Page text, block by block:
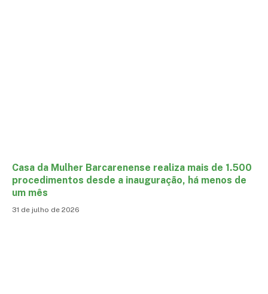
Casa da Mulher Barcarenense realiza mais de 1.500
procedimentos desde a inauguração, há menos de
um mês
31 de julho de 2026